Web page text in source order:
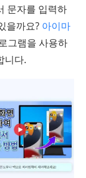
문자를 입력하
을까요? 아이마
그램을 사용하
니다.